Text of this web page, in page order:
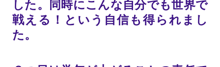
した。同時にこんな自分でも世界で
戦える！という自信も得られまし
た。